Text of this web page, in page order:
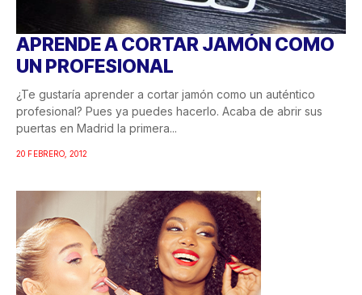
APRENDE A CORTAR JAMÓN COMO
UN PROFESIONAL
¿Te gustaría aprender a cortar jamón como un auténtico
profesional? Pues ya puedes hacerlo. Acaba de abrir sus
puertas en Madrid la primera...
20 FEBRERO, 2012